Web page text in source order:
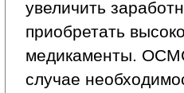
увеличить
приобретать
медикаменты.
случае